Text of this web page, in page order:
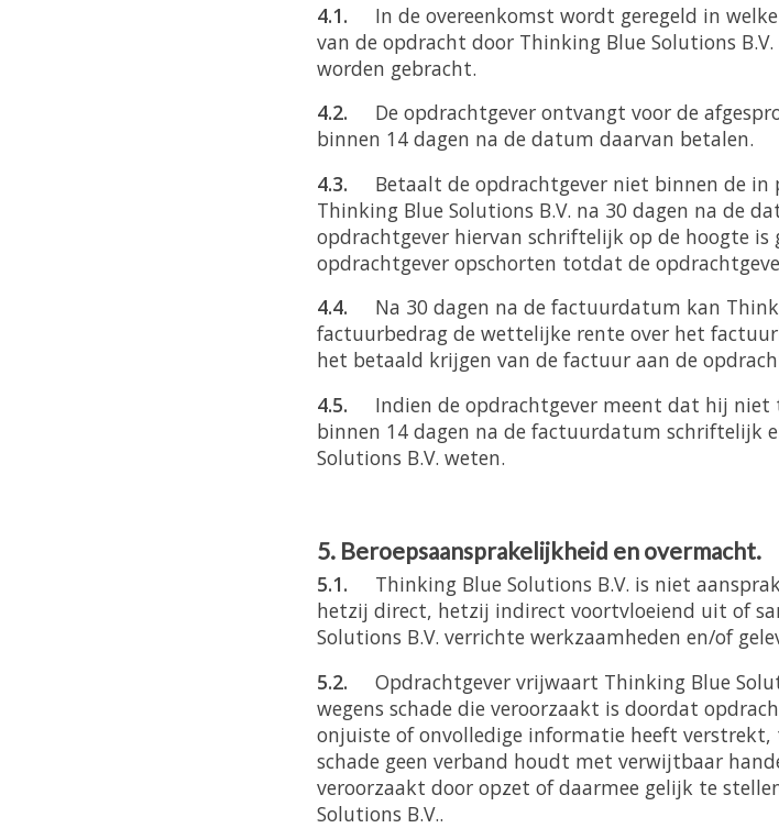
4.1. In de overeenkomst wordt geregeld in
van de opdracht door Thinking Blue Solutions
worden gebracht.
4.2. De opdrachtgever ontvangt voor de
binnen 14 dagen na de datum daarvan betalen.
4.3. Betaalt de opdrachtgever niet binnen de
Thinking Blue Solutions B.V. na 30 dagen na de
opdrachtgever hiervan schriftelijk op de hoogte is
opdrachtgever opschorten totdat de
4.4. Na 30 dagen na de factuurdatum kan
factuurbedrag de wettelijke rente over het
het betaald krijgen van de factuur aan de
4.5. Indien de opdrachtgever meent dat hij
binnen 14 dagen na de factuurdatum schriftelijk
Solutions B.V. weten.
5. Beroepsaansprakelijkheid en overmacht.
5.1. Thinking Blue Solutions B.V. is niet
hetzij direct, hetzij indirect voortvloeiend uit of
Solutions B.V. verrichte werkzaamheden en/of
5.2. Opdrachtgever vrijwaart Thinking Blue
wegens schade die veroorzaakt is doordat
onjuiste of onvolledige informatie heeft
schade geen verband houdt met verwijtbaar
veroorzaakt door opzet of daarmee gelijk te
Solutions B.V..